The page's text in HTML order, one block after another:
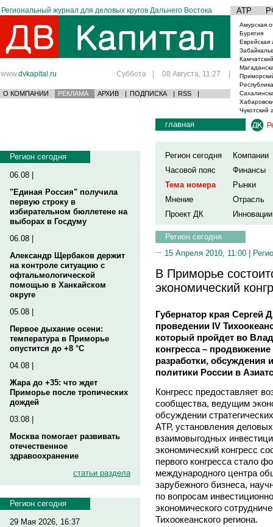
Региональный журнал для деловых кругов Дальнего Востока АТР
www.dvkapital.ru Суббота | 08 Августа, 11:27 |
О КОМПАНИИ РЕКЛАМА АРХИВ | ПОДПИСКА | RSS |
Амурская
Бурятия
Еврейская
Чукотский
Регион сегодня
06.08 |
"Единая Россия" получила
первую строку в
избирательном бюллетене на
выборах в Госдуму
06.08 |
Александр Щербаков держит
на контроле ситуацию с
офтальмологической
помощью в Ханкайском
округе
05.08 |
Первое дыхание осени:
температура в Приморье
опустится до +8 °C
04.08 |
Жара до +35: что ждет
Приморье после тропических
дождей
03.08 |
Москва помогает развивать
отечественное
здравоохранение
статьи раздела
Регион сегодня
29 Мая 2026, 16:37
главная
Регион сегодня
Компании
Часовой пояс
Финансы
Тема номера
Рынки
Мнение
Отрасль
Проект ДК
Инновации
Регион сегодня
15 Апреля 2010, 11:00 |
В Приморье
экономический
Губернатор края
проведении IV
который пройдет во
конгресса –
разработки, обсуждения
политики России в
Конгресс предоставляет
сообщества, ведущим
обсуждении
АТР, установления
взаимовыгодных
экономический конгресс
первого конгресса стало
международного центра
зарубежного бизнеса,
по вопросам
экономического
Тихоокеанского региона.